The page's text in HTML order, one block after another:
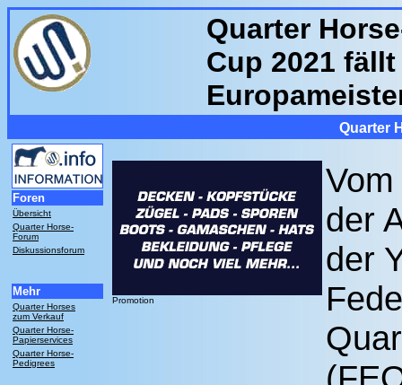
Quarter
Cup 2021
Quarter
Foren
Übersicht
Quarter Horse-
Forum
Diskussionsforum
Mehr
Quarter Horses
zum Verkauf
Quarter Horse-
Papierservices
Quarter Horse-
Pedigrees
Promotion
der
der